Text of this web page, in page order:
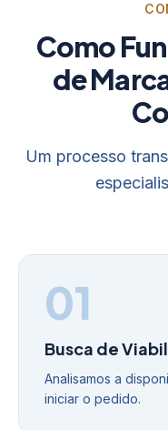
Como
de
Um processo
01
Busca de
Analisamos a
iniciar o pedido.